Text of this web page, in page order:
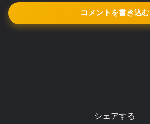
コメントを書き込む
シェアする